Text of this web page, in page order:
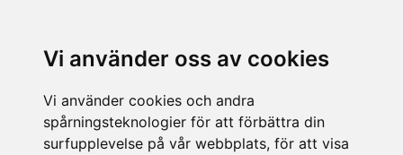
Vi använder oss av cookies
Vi använder cookies och andra
spårningsteknologier för att förbättra din
surfupplevelse på vår webbplats, för att visa